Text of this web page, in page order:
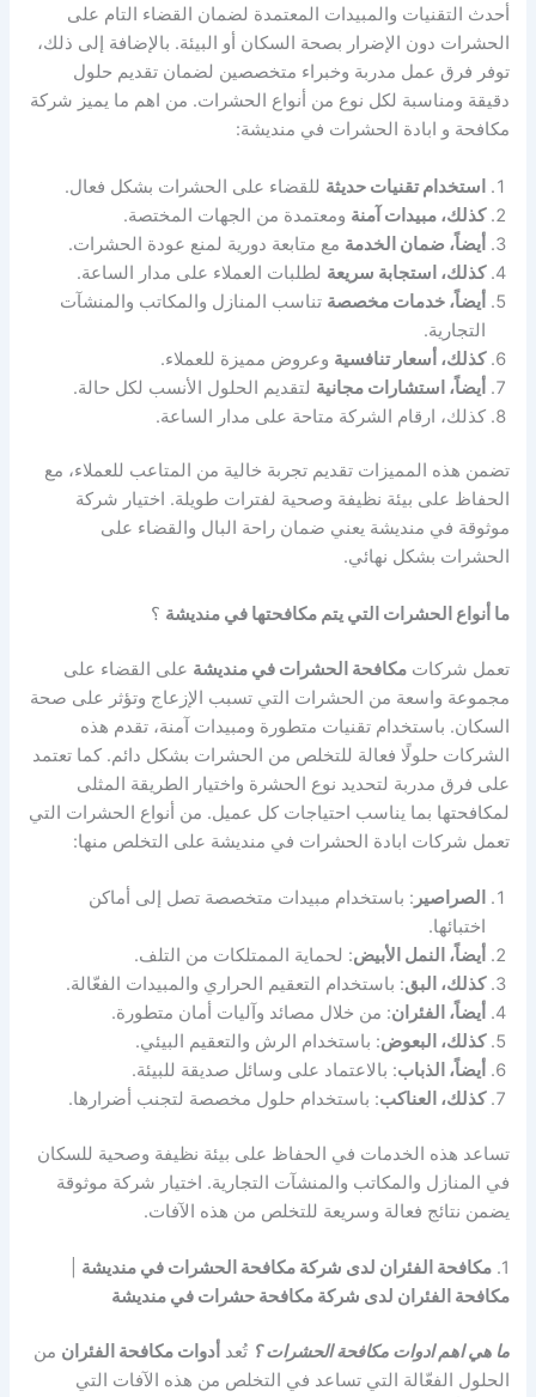
أحدث التقنيات والمبيدات المعتمدة لضمان القضاء التام على
الحشرات دون الإضرار بصحة السكان أو البيئة. بالإضافة إلى ذلك،
توفر فرق عمل مدربة وخبراء متخصصين لضمان تقديم حلول
دقيقة ومناسبة لكل نوع من أنواع الحشرات. من اهم ما يميز شركة
مكافحة و ابادة الحشرات في منديشة:
استخدام تقنيات حديثة للقضاء على الحشرات بشكل فعال.
كذلك، مبيدات آمنة ومعتمدة من الجهات المختصة.
أيضاً، ضمان الخدمة مع متابعة دورية لمنع عودة الحشرات.
كذلك، استجابة سريعة لطلبات العملاء على مدار الساعة.
أيضاً، خدمات مخصصة تناسب المنازل والمكاتب والمنشآت
التجارية.
كذلك، أسعار تنافسية وعروض مميزة للعملاء.
أيضاً، استشارات مجانية لتقديم الحلول الأنسب لكل حالة.
كذلك، ارقام الشركة متاحة على مدار الساعة.
تضمن هذه المميزات تقديم تجربة خالية من المتاعب للعملاء، مع
الحفاظ على بيئة نظيفة وصحية لفترات طويلة. اختيار شركة
موثوقة في منديشة يعني ضمان راحة البال والقضاء على
الحشرات بشكل نهائي.
ما أنواع الحشرات التي يتم مكافحتها في منديشة ؟
تعمل شركاتمكافحة الحشرات في منديشة على القضاء على
مجموعة واسعة من الحشرات التي تسبب الإزعاج وتؤثر على صحة
السكان. باستخدام تقنيات متطورة ومبيدات آمنة، تقدم هذه
الشركات حلولًا فعالة للتخلص من الحشرات بشكل دائم. كما تعتمد
على فرق مدربة لتحديد نوع الحشرة واختيار الطريقة المثلى
لمكافحتها بما يناسب احتياجات كل عميل. من أنواع الحشرات التي
تعمل شركات ابادة الحشرات في منديشة على التخلص منها:
الصراصير : باستخدام مبيدات متخصصة تصل إلى أماكن
اختبائها.
أيضاً، النمل الأبيض: لحماية الممتلكات من التلف.
كذلك، البق: باستخدام التعقيم الحراري والمبيدات الفعّالة.
أيضاً، الفئران: من خلال مصائد وآليات أمان متطورة.
كذلك، البعوض: باستخدام الرش والتعقيم البيئي.
أيضاً، الذباب: بالاعتماد على وسائل صديقة للبيئة.
كذلك، العناكب: باستخدام حلول مخصصة لتجنب أضرارها.
تساعد هذه الخدمات في الحفاظ على بيئة نظيفة وصحية للسكان
في المنازل والمكاتب والمنشآت التجارية. اختيار شركة موثوقة
يضمن نتائج فعالة وسريعة للتخلص من هذه الآفات.
1. مكافحة الفئران لدى شركة مكافحة الحشرات في منديشة
مكافحة الفئران لدى شركة مكافحة حشرات في منديشة
ما هي اهم ادوات مكافحة الحشرات ؟ تُعد أدوات مكافحة الفئران من
الحلول الفعّالة التي تساعد في التخلص من هذه الآفات التي